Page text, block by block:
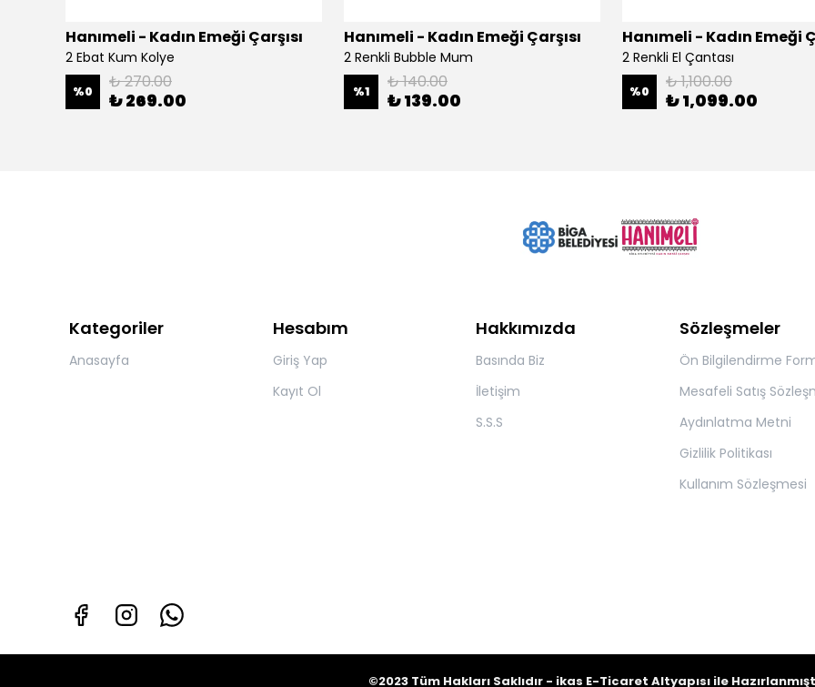
Hanımeli - Kadın Emeği Çarşısı
2 Ebat Kum Kolye
%0 ₺ 270.00
₺ 269.00
Hanımeli - Kadın Emeği Çarşısı
2 Renkli Bubble Mum
%1 ₺ 140.00
₺ 139.00
Hanımeli - Kadın Emeği
2 Renkli El Çantası
%0 ₺ 1,100.00
₺ 1,099.00
Kategoriler
Anasayfa
Hesabım
Giriş Yap
Kayıt Ol
Hakkımızda
Basında Biz
İletişim
S.S.S
Sözleşmeler
Ön Bilgilendirme
Mesafeli Satış
Aydınlatma Metni
Gizlilik Politikası
Kullanım Sözleşmesi
©2023 Tüm Hakları Saklıdır - ikas E-Ticaret Altyapısı ile